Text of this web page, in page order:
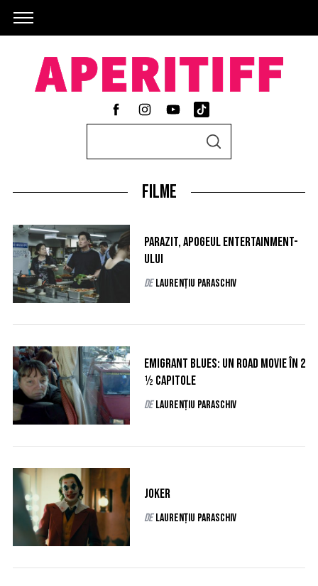
r
h
f
o
r
S
H
Filme
Parazit, apogeul entertainment-
ului
de Laurențiu Paraschiv
Emigrant Blues: un road movie în 2
½ capitole
de Laurențiu Paraschiv
Joker
de Laurențiu Paraschiv